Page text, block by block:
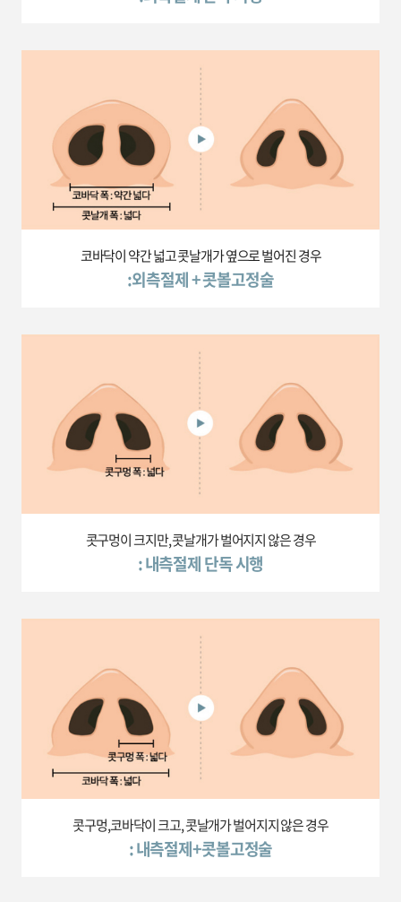
코바닥이 약간 넓고 콧날개가 옆으로 벌어진 경우
:외측절제 + 콧볼고정술
콧구멍이 크지만, 콧날개가 벌어지지 않은 경우
: 내측절제 단독 시행
콧구멍,코바닥이 크고, 콧날개가 벌어지지 않은 경우
: 내측절제+콧볼고정술